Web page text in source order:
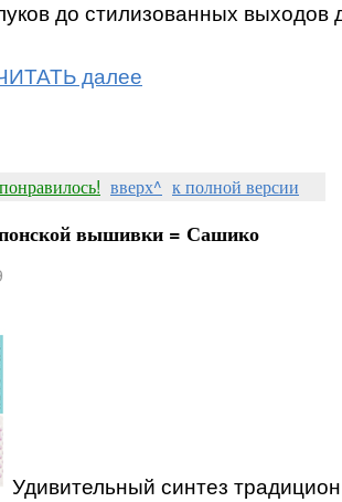
до стилизованных выходов
далее
понравилось! вверх^ к полной версии
вышивки = Сашико
Удивительный синтез